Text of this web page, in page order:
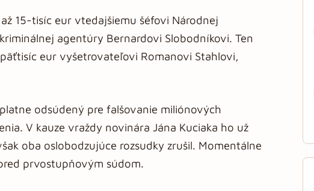
15-tisíc eur vtedajšiemu šéfovi Národnej
agentúry Bernardovi Slobodníkovi. Ten
eur vyšetrovateľovi Romanovi Stahlovi,
odsúdený pre falšovanie miliónových
V kauze vraždy novinára Jána Kuciaka ho už
oba oslobodzujúce rozsudky zrušil. Momentálne
prvostupňovým súdom.